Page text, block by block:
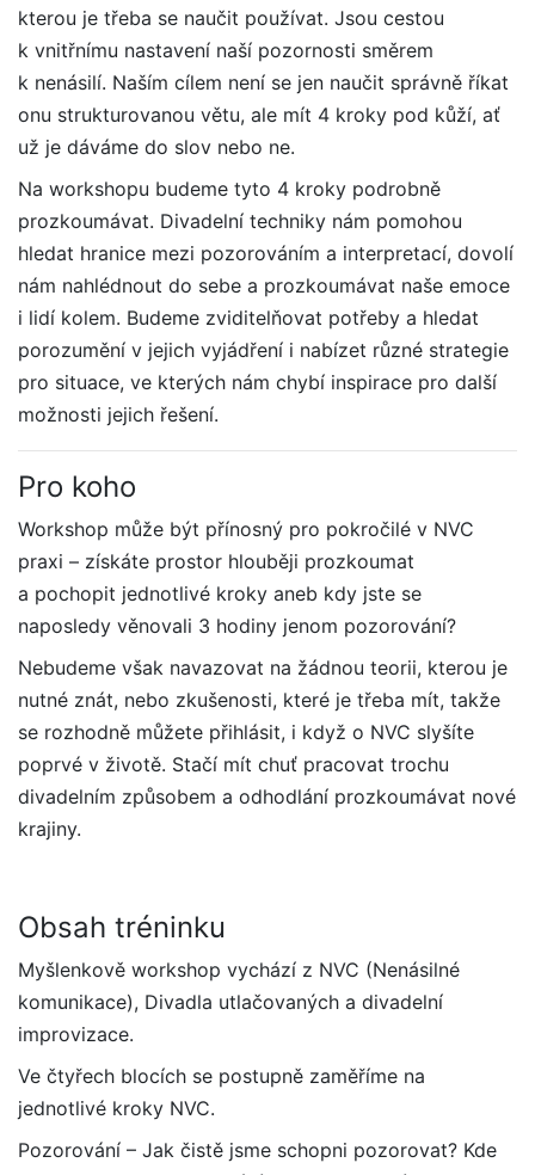
kterou je třeba se naučit používat. Jsou cestou
k vnitřnímu nastavení naší pozornosti směrem
k nenásilí. Naším cílem není se jen naučit správně říkat
onu strukturovanou větu, ale mít 4 kroky pod kůží, ať
už je dáváme do slov nebo ne.
Na workshopu budeme tyto 4 kroky podrobně
prozkoumávat. Divadelní techniky nám pomohou
hledat hranice mezi pozorováním a interpretací, dovolí
nám nahlédnout do sebe a prozkoumávat naše emoce
i lidí kolem. Budeme zviditelňovat potřeby a hledat
porozumění v jejich vyjádření i nabízet různé strategie
pro situace, ve kterých nám chybí inspirace pro další
možnosti jejich řešení.
Pro koho
Workshop může být přínosný pro pokročilé v NVC
praxi – získáte prostor hlouběji prozkoumat
a pochopit jednotlivé kroky aneb kdy jste se
naposledy věnovali 3 hodiny jenom pozorování?
Nebudeme však navazovat na žádnou teorii, kterou je
nutné znát, nebo zkušenosti, které je třeba mít, takže
se rozhodně můžete přihlásit, i když o NVC slyšíte
poprvé v životě. Stačí mít chuť pracovat trochu
divadelním způsobem a odhodlání prozkoumávat nové
krajiny.
Obsah tréninku
Myšlenkově workshop vychází z NVC (Nenásilné
komunikace), Divadla utlačovaných a divadelní
improvizace.
Ve čtyřech blocích se postupně zaměříme na
jednotlivé kroky NVC.
Pozorování – Jak čistě jsme schopni pozorovat? Kde